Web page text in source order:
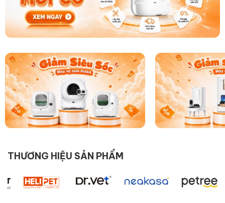
THƯƠNG HIỆU SẢN PHẨM